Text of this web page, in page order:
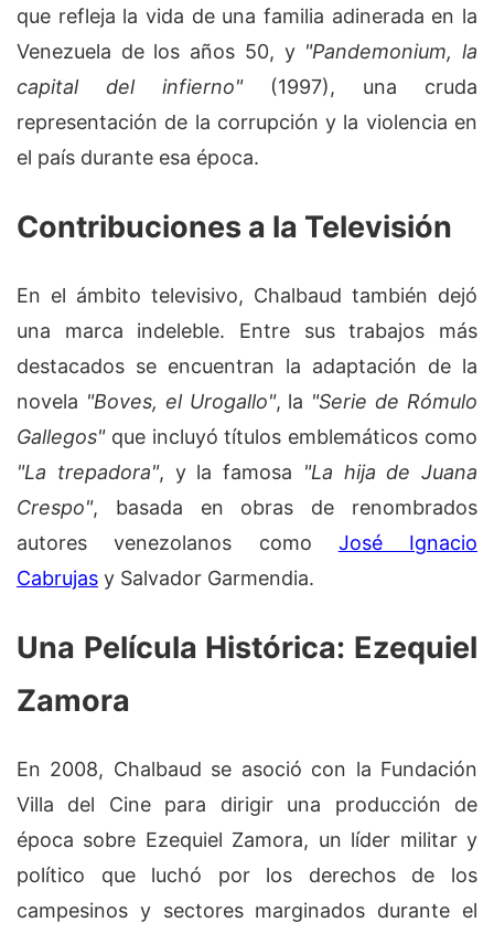
que refleja la vida de una familia adinerada en la
Venezuela de los años 50, y "Pandemonium, la
capital del infierno"(1997), una cruda
representación de la corrupción y la violencia en
el país durante esa época.
Contribuciones a la Televisión
En el ámbito televisivo, Chalbaud también dejó
una marca indeleble. Entre sus trabajos más
destacados se encuentran la adaptación de la
novela "Boves, el Urogallo", la "Serie de Rómulo
Gallegos"que incluyó títulos emblemáticos como
"La trepadora", y la famosa
"La hija de Juana
Crespo", basada en obras de renombrados
autores venezolanos como José Ignacio
Cabrujas y Salvador Garmendia.
Una Película Histórica: Ezequiel
Zamora
En 2008, Chalbaud se asoció con la Fundación
Villa del Cine para dirigir una producción de
época sobre Ezequiel Zamora, un líder militar y
político que luchó por los derechos de los
campesinos y sectores marginados durante el